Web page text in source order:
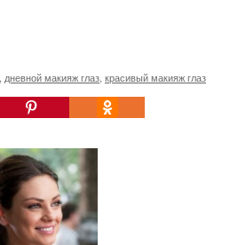
дневной макияж глаз красивый макияж глаз